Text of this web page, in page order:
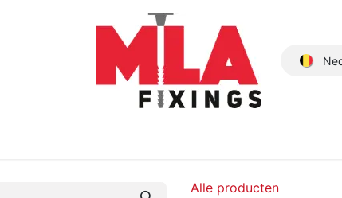
Alle producten